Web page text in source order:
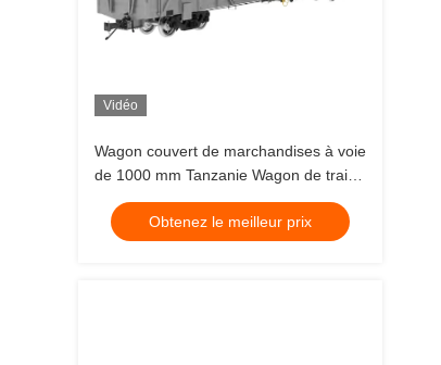
Vidéo
Wagon couvert de marchandises à voie
de 1000 mm Tanzanie Wagon de train
de marchandises en acier
Obtenez le meilleur prix